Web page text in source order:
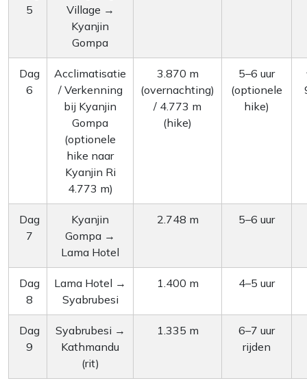
5
Village →
Kyanjin
Gompa
Dag
6
Acclimatisatie
/ Verkenning
bij Kyanjin
Gompa
(optionele
hike naar
Kyanjin Ri
4.773 m)
3.870 m
(overnachting)
/ 4.773 m
(hike)
5–6 uur
(optionele
hike)
Dag
7
Kyanjin
Gompa →
Lama Hotel
2.748 m 5–6 uur
Dag
8
Lama Hotel →
Syabrubesi
1.400 m 4–5 uur
Dag
9
Syabrubesi →
Kathmandu
(rit)
1.335 m
6–7 uur
rijden